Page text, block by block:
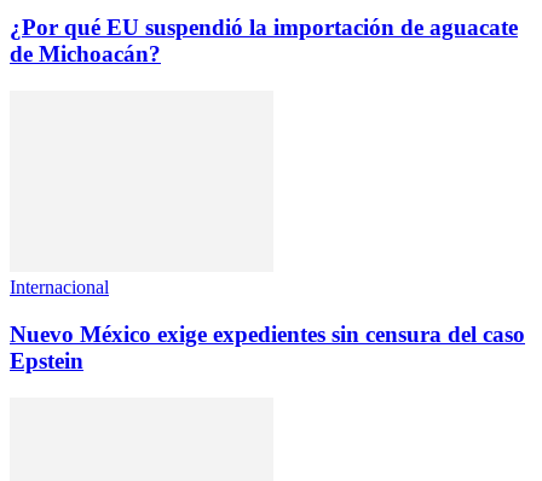
¿Por qué EU suspendió la importación de aguacate
de Michoacán?
Internacional
Nuevo México exige expedientes sin censura del caso
Epstein